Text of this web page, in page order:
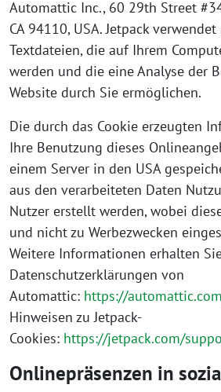
Automattic Inc., 60 29th Street
CA 94110, USA. Jetpack verwendet
Textdateien, die auf Ihrem
werden und die eine Analyse der
Website durch Sie ermöglichen.
Die durch das Cookie erzeugten
Ihre Benutzung dieses
einem Server in den USA
aus den verarbeiteten Daten
Nutzer erstellt werden, wobei
und nicht zu Werbezwecken
Weitere Informationen erhalten
Datenschutzerklärungen von
Automattic: https://
Hinweisen zu Jetpack-
Cookies: https://jetpack.com/
Onlinepräsenzen in